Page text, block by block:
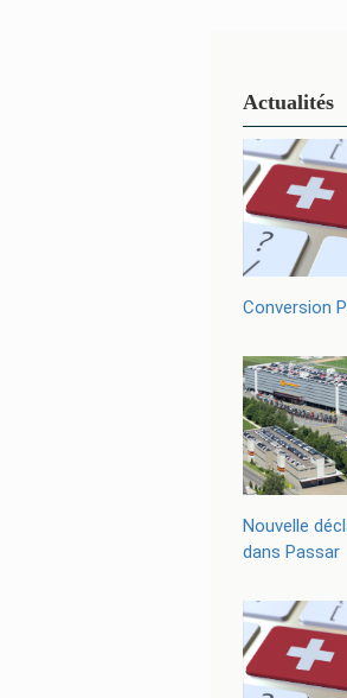
Actualités
Conversion
Nouvelle
dans Passar